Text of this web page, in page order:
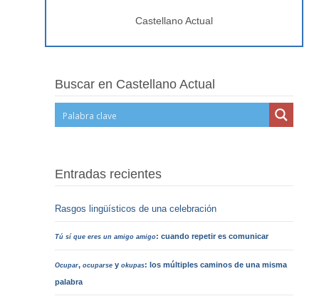
Castellano Actual
Buscar en Castellano Actual
Entradas recientes
Rasgos lingüísticos de una celebración
Tú sí que eres un amigo amigo: cuando repetir es comunicar
Ocupar,ocuparse yokupas: los múltiples caminos de una misma
palabra